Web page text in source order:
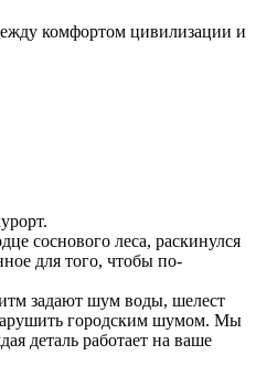
комфортом цивилизации и
соснового леса, раскинулся
для того, чтобы по-
задают шум воды, шелест
городским шумом. Мы
деталь работает на ваше